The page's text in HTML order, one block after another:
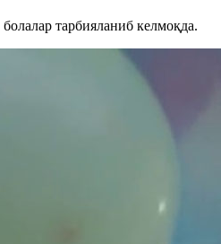
тарбияланиб келмоқда.